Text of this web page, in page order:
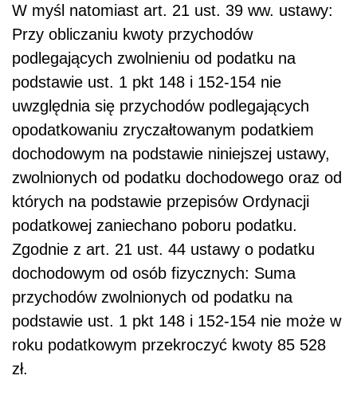
W myśl natomiast art. 21 ust. 39 ww. ustawy:
Przy obliczaniu kwoty przychodów
podlegających zwolnieniu od podatku na
podstawie ust. 1 pkt 148 i 152-154 nie
uwzględnia się przychodów podlegających
opodatkowaniu zryczałtowanym podatkiem
dochodowym na podstawie niniejszej ustawy,
zwolnionych od podatku dochodowego oraz od
których na podstawie przepisów Ordynacji
podatkowej zaniechano poboru podatku.
Zgodnie z art. 21 ust. 44 ustawy o podatku
dochodowym od osób fizycznych: Suma
przychodów zwolnionych od podatku na
podstawie ust. 1 pkt 148 i 152-154 nie może w
roku podatkowym przekroczyć kwoty 85 528
zł.